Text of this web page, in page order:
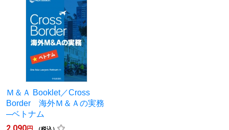
Ｍ＆Ａ Booklet／Cross
Border 海外Ｍ＆Ａの実務
─ベトナム